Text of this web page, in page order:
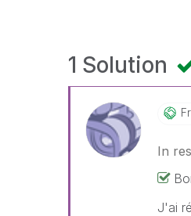
1 Solution
In
J'ai